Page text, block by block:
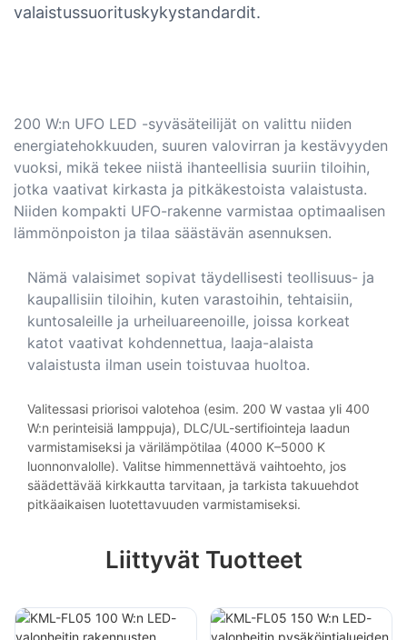
valaistussuorituskykystandardit.
200 W:n UFO LED -syväsäteilijät on valittu niiden
energiatehokkuuden, suuren valovirran ja kestävyyden
vuoksi, mikä tekee niistä ihanteellisia suuriin tiloihin,
jotka vaativat kirkasta ja pitkäkestoista valaistusta.
Niiden kompakti UFO-rakenne varmistaa optimaalisen
lämmönpoiston ja tilaa säästävän asennuksen.
Nämä valaisimet sopivat täydellisesti teollisuus- ja
kaupallisiin tiloihin, kuten varastoihin, tehtaisiin,
kuntosaleille ja urheiluareenoille, joissa korkeat
katot vaativat kohdennettua, laaja-alaista
valaistusta ilman usein toistuvaa huoltoa.
Valitessasi priorisoi valotehoa (esim. 200 W vastaa yli 400
W:n perinteisiä lamppuja), DLC/UL-sertifiointeja laadun
varmistamiseksi ja värilämpötilaa (4000 K–5000 K
luonnonvalolle). Valitse himmennettävä vaihtoehto, jos
säädettävää kirkkautta tarvitaan, ja tarkista takuuehdot
pitkäaikaisen luotettavuuden varmistamiseksi.
Liittyvät Tuotteet